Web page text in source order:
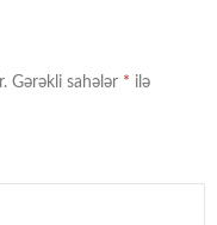
Gərəkli sahələr * ilə